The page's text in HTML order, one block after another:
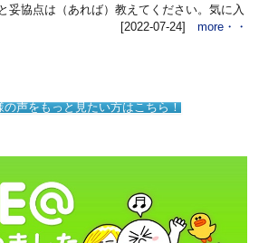
妥協点は（あれば）教えてください。気に入
[2022-07-24] more・・
の声をもっと見たい方はこちら！